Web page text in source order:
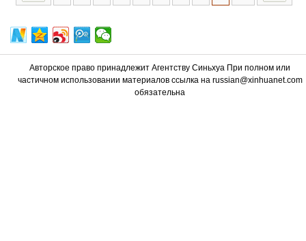
СПЕЦТЕМЫ
Авторское право принадлежит Агентству Синьхуа При полном или
частичном использовании материалов ссылка на russian@xinhuanet.com
обязательна